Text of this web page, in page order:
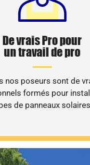
De vrais Pro pour
un travail de pro
nos poseurs sont de
formés pour
de panneaux